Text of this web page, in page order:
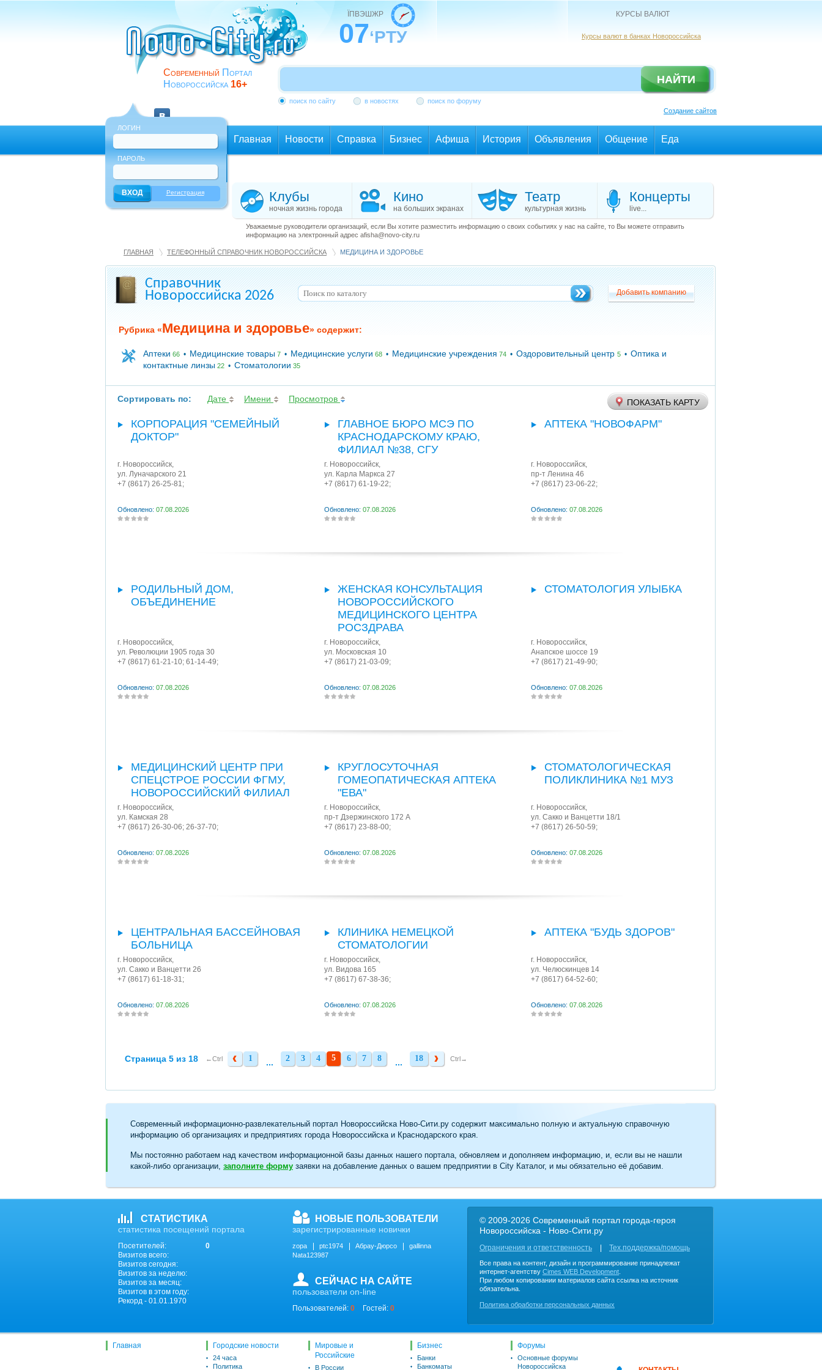
Современный Портал
Новороссийска 16+
ЇПВЭШЖР
07‘РТУ
КУРСЫ ВАЛЮТ
Курсы валют в банках Новороссийска
поиск по сайту в новостях
поиск по форуму
Создание сайтов
ЛОГИН
ПАРОЛЬ
Регистрация
Главная Новости Справка Бизнес Афиша История Объявления Общение Еда
Клубы
ночная жизнь города
Кино
на больших экранах
Театр
культурная жизнь
Концерты
live...
Уважаемые руководители организаций, если Вы хотите разместить информацию о своих событиях у нас на сайте, то Вы можете отправить
информацию на электронный адрес afisha@novo-city.ru
ГЛАВНАЯ ТЕЛЕФОННЫЙ СПРАВОЧНИК НОВОРОССИЙСКА МЕДИЦИНА И ЗДОРОВЬЕ
Справочник
Новороссийска 2026
Добавить компанию
Добавить компанию
Рубрика «Медицина и здоровье» содержит:
Аптеки 66 • Медицинские товары 7 • Медицинские услуги 68 • Медицинские учреждения 74 • Оздоровительный центр 5 • Оптика и
контактные линзы 22 • Стоматологии 35
Сортировать по: Дате Имени Просмотров ПОКАЗАТЬ КАРТУ
КОРПОРАЦИЯ "СЕМЕЙНЫЙ
ДОКТОР"
г. Новороссийск,
ул. Луначарского 21
+7 (8617) 26-25-81;
Обновлено: 07.08.2026
ГЛАВНОЕ БЮРО МСЭ ПО
КРАСНОДАРСКОМУ КРАЮ,
ФИЛИАЛ №38, СГУ
г. Новороссийск,
ул. Карла Маркса 27
+7 (8617) 61-19-22;
Обновлено: 07.08.2026
АПТЕКА "НОВОФАРМ"
г. Новороссийск,
пр-т Ленина 46
+7 (8617) 23-06-22;
Обновлено: 07.08.2026
РОДИЛЬНЫЙ ДОМ,
ОБЪЕДИНЕНИЕ
г. Новороссийск,
ул. Революции 1905 года 30
+7 (8617) 61-21-10; 61-14-49;
Обновлено: 07.08.2026
ЖЕНСКАЯ КОНСУЛЬТАЦИЯ
НОВОРОССИЙСКОГО
МЕДИЦИНСКОГО ЦЕНТРА
РОСЗДРАВА
г. Новороссийск,
ул. Московская 10
+7 (8617) 21-03-09;
Обновлено: 07.08.2026
СТОМАТОЛОГИЯ УЛЫБКА
г. Новороссийск,
Анапское шоссе 19
+7 (8617) 21-49-90;
Обновлено: 07.08.2026
МЕДИЦИНСКИЙ ЦЕНТР ПРИ
СПЕЦСТРОЕ РОССИИ ФГМУ,
НОВОРОССИЙСКИЙ ФИЛИАЛ
г. Новороссийск,
ул. Камская 28
+7 (8617) 26-30-06; 26-37-70;
Обновлено: 07.08.2026
КРУГЛОСУТОЧНАЯ
ГОМЕОПАТИЧЕСКАЯ АПТЕКА
"ЕВА"
г. Новороссийск,
пр-т Дзержинского 172 А
+7 (8617) 23-88-00;
Обновлено: 07.08.2026
СТОМАТОЛОГИЧЕСКАЯ
ПОЛИКЛИНИКА №1 МУЗ
г. Новороссийск,
ул. Сакко и Ванцетти 18/1
+7 (8617) 26-50-59;
Обновлено: 07.08.2026
ЦЕНТРАЛЬНАЯ БАССЕЙНОВАЯ
БОЛЬНИЦА
г. Новороссийск,
ул. Сакко и Ванцетти 26
+7 (8617) 61-18-31;
Обновлено: 07.08.2026
КЛИНИКА НЕМЕЦКОЙ
СТОМАТОЛОГИИ
г. Новороссийск,
ул. Видова 165
+7 (8617) 67-38-36;
Обновлено: 07.08.2026
АПТЕКА "БУДЬ ЗДОРОВ"
г. Новороссийск,
ул. Челюскинцев 14
+7 (8617) 64-52-60;
Обновлено: 07.08.2026
Страница 5 из 18 ←Ctrl 1
1 ... 2
2 3
3 4
4 5 6
6 7
7 8
8 ... 18
18 Ctrl→
Современный информационно-развлекательный портал Новороссийска Ново-Сити.ру содержит максимально полную и актуальную справочную
информацию об организациях и предприятиях города Новороссийска и Краснодарского края.
Мы постоянно работаем над качеством информационной базы данных нашего портала, обновляем и дополняем информацию, и, если вы не нашли
какой-либо организации, заполните форму заявки на добавление данных о вашем предприятии в City Каталог, и мы обязательно её добавим.
© 2009-2026 Современный портал города-героя
Новороссийска - Ново-Сити.ру
Ограничения и ответственность Тех.поддержка/помощь
Все права на контент, дизайн и программирование принадлежат
интернет-агентству Cimes WEB Development
При любом копировании материалов сайта ссылка на источник
обязательна.
Политика обработки персональных данных
СТАТИСТИКА
статистика посещений портала
Посетителей:
0
Визитов всего:
Визитов сегодня:
Визитов за неделю:
Визитов за месяц:
Визитов в этом году:
Рекорд - 01.01.1970
НОВЫЕ ПОЛЬЗОВАТЕЛИ
зарегистрированные новички
zopa ptc1974 Абрау-Дюрсо
gallinna
Nata123987
СЕЙЧАС НА САЙТЕ
пользователи on-line
Пользователей: 0 Гостей: 0
Главная Городские новости
24 часа
Политика
Мировые и
Российские
В России
Бизнес
Банки
Банкоматы
Форумы
Основные форумы
Новороссийска